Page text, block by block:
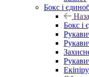
Бокс і
Бокс і